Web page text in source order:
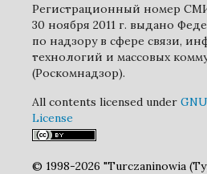
Регистрационный номер
30 ноября 2011 г. выдано
по надзору в сфере связи,
технологий и массовых
(Роскомнадзор).
All contents licensed under
License
© 1998-2026 "Turczaninowia